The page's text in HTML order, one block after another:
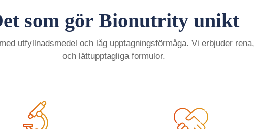
som gör Bionutrity unikt
utfyllnadsmedel och låg upptagningsförmåga. Vi erbjuder
och lättupptagliga formulor.